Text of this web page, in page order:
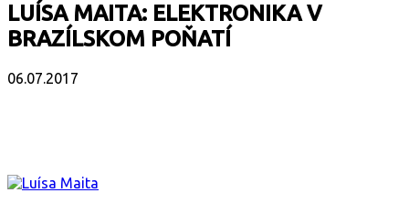
LUÍSA MAITA: ELEKTRONIKA V
BRAZÍLSKOM POŇATÍ
06.07.2017